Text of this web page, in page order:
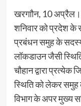
खरगाौन, 10 अप्रैल।
शनिवार को प्रदेश के
प्रबंधन समुह के
लॉकडाउन जैसी
चौहान द्वारा
स्थिति को लेकर समुह
विभाग के अपर मुख्य